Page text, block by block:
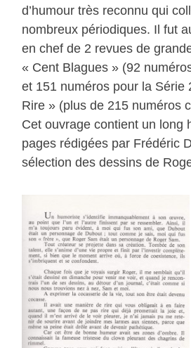
d’humour très reconnu qui
nombreux périodiques. Il fut
en chef de 2 revues de
« Cent Blagues » (92
et 151 numéros pour la Série
Rire » (plus de 215 numéros
Cet ouvrage contient un long
pages rédigées par Frédéric
sélection des dessins de